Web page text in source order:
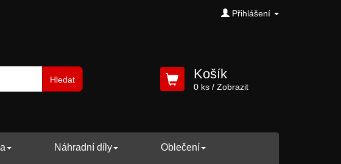
Přihlášení
Hledat Košík
0 ks/ Zobrazit
Náhradní díly Oblečení